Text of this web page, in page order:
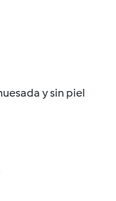
y sin piel